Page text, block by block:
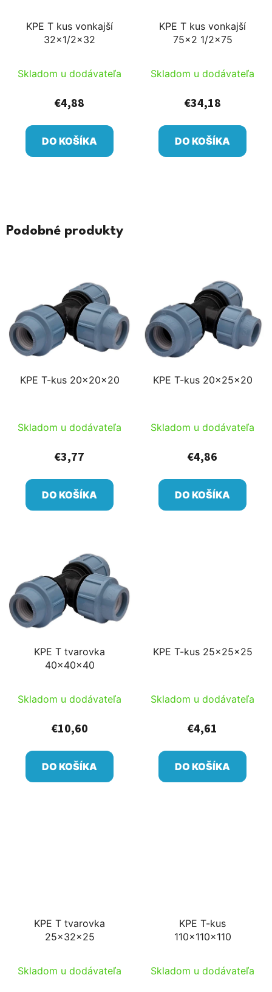
KPE T kus vonkajší
32x1/2x32
Skladom u dodávateľa
€4,88
DO KOŠÍKA
KPE T kus vonkajší
75x2 1/2x75
Skladom u dodávateľa
€34,18
DO KOŠÍKA
Podobné produkty
KPE T-kus 20x20x20
Skladom u dodávateľa
€3,77
DO KOŠÍKA
KPE T-kus 20x25x20
Skladom u dodávateľa
€4,86
DO KOŠÍKA
KPE T tvarovka
40x40x40
Skladom u dodávateľa
€10,60
DO KOŠÍKA
KPE T-kus 25x25x25
Skladom u dodávateľa
€4,61
DO KOŠÍKA
KPE T tvarovka
25x32x25
Skladom u dodávateľa
KPE T-kus
110x110x110
Skladom u dodávateľa